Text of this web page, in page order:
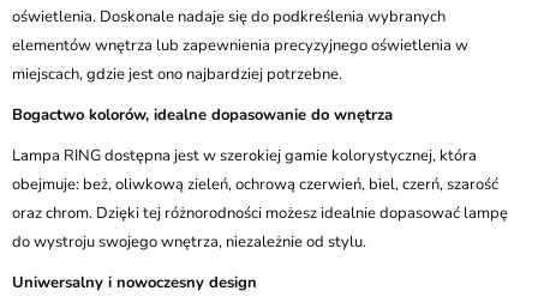
oświetlenia. Doskonale nadaje się do podkreślenia wybranych
elementów wnętrza lub zapewnienia precyzyjnego oświetlenia w
miejscach, gdzie jest ono najbardziej potrzebne.
Bogactwo kolorów, idealne dopasowanie do wnętrza
Lampa RING dostępna jest w szerokiej gamie kolorystycznej, która
obejmuje: beż, oliwkową zieleń, ochrową czerwień, biel, czerń, szarość
oraz chrom. Dzięki tej różnorodności możesz idealnie dopasować lampę
do wystroju swojego wnętrza, niezależnie od stylu.
Uniwersalny i nowoczesny design